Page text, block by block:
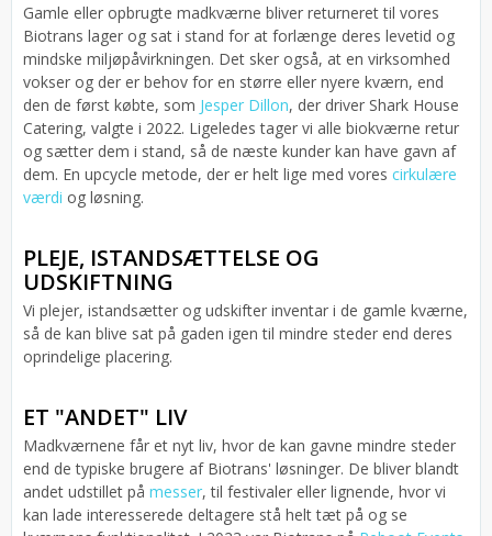
Gamle eller opbrugte madkværne bliver returneret til vores
Biotrans lager og sat i stand for at forlænge deres levetid og
mindske miljøpåvirkningen. Det sker også, at en virksomhed
vokser og der er behov for en større eller nyere kværn, end
den de først købte, som Jesper Dillon, der driver Shark House
Catering, valgte i 2022. Ligeledes tager vi alle biokværne retur
og sætter dem i stand, så de næste kunder kan have gavn af
dem. En upcycle metode, der er helt lige med vores cirkulære
værdi og løsning.
PLEJE, ISTANDSÆTTELSE OG
UDSKIFTNING
Vi plejer, istandsætter og udskifter inventar i de gamle kværne,
så de kan blive sat på gaden igen til mindre steder end deres
oprindelige placering.
ET "ANDET" LIV
Madkværnene får et nyt liv, hvor de kan gavne mindre steder
end de typiske brugere af Biotrans' løsninger. De bliver blandt
andet udstillet på messer, til festivaler eller lignende, hvor vi
kan lade interesserede deltagere stå helt tæt på og se